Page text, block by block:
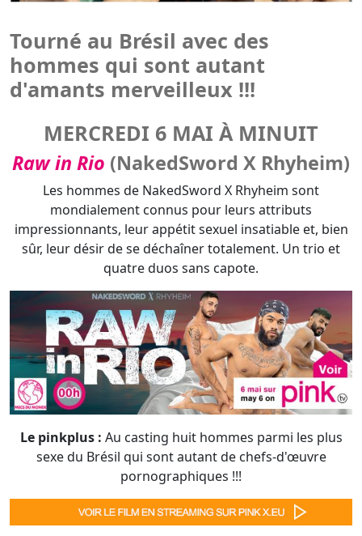
MERCREDI 6 MAI À MINUIT
Raw in Rio (NakedSword X Rhyheim)
Les hommes de NakedSword X Rhyheim sont
impressionnants, leur appétit sexuel insatiable et, bien
sûr, leur désir de se déchaîner totalement. Un trio et
quatre duos sans capote.
Le pinkplus :Au casting huit hommes parmi les plus
sexe du Brésil qui sont autant de chefs-d'œuvre
pornographiques !!!
Andy Rodrigues, Markin Wolf et Caio Rodrigues se
laissent aller au plaisir « sans capote» lors d’un plan à
trois endiablé où Andy et son énorme pénis font des
merveilles sur ses partenaires en rut.
- Photos :Raw in Rio/ NakedSword X Rhyheim